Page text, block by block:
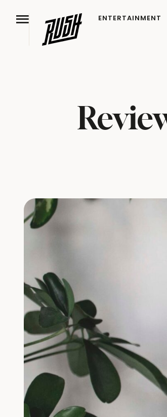
ENTERTAINMENT